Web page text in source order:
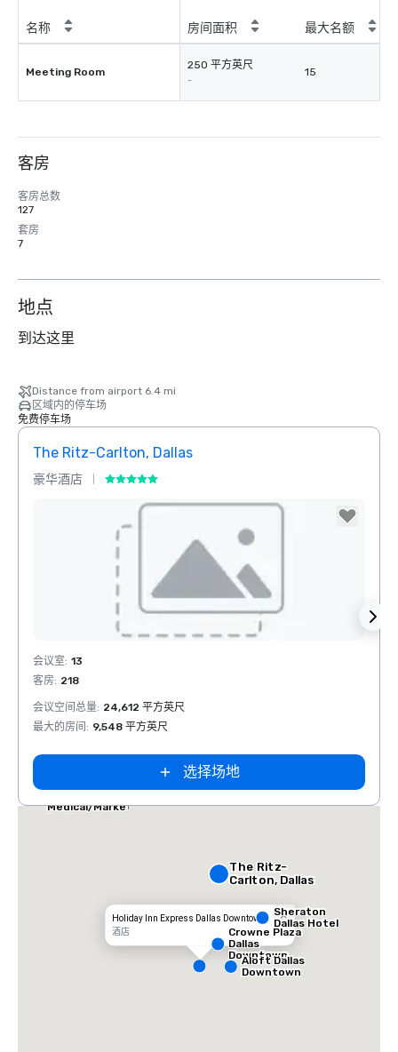
名称 房间面积 最大名额
Meeting Room
250 平方英尺
-
15
客房
客房总数
127
套房
7
地点
到达这里
Distance from airport 6.4 mi
区域内的停车场
免费停车场
The Ritz-Carlton, Dallas
豪华酒店
Removed from favorites
会议室: 13
客房: 218
会议空间总量: 24,612 平方英尺
最大的房间 : 9,548 平方英尺
选择场地
Holiday Inn Express Dallas Downtown
酒店
The Ritz-
Carlton, Dallas
Sheraton
Dallas Hotel
Crowne Plaza
Dallas
Downtown
Medical/Market
Aloft Dallas
Downtown